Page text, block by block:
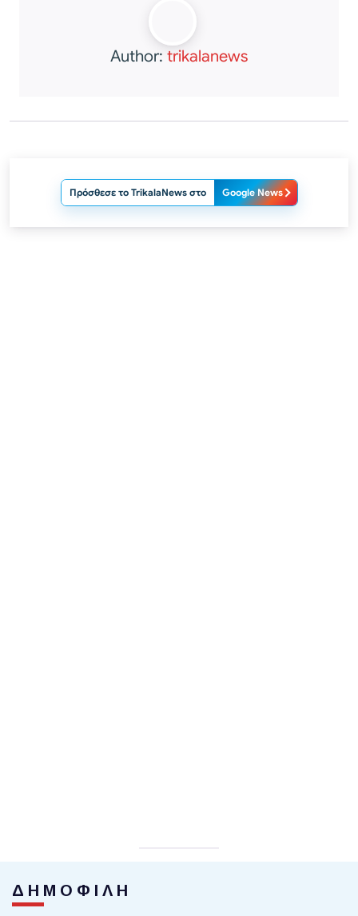
Author: trikalanews
Πρόσθεσε το TrikalaNews στο Google News
ΔΗΜΟΦΙΛΗ